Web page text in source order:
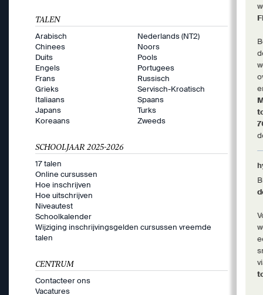
TALEN
Arabisch
Chinees
Duits
Engels
Frans
Grieks
Italiaans
Japans
Koreaans
Nederlands (NT2)
Noors
Pools
Portugees
Russisch
Servisch-Kroatisch
Spaans
Turks
Zweeds
SCHOOLJAAR 2025-2026
17 talen
Online cursussen
Hoe inschrijven
Hoe uitschrijven
Niveautest
Schoolkalender
Wijziging inschrijvingsgelden cursussen vreemde
talen
CENTRUM
Contacteer ons
Vacatures